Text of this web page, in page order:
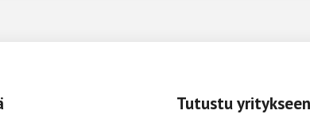
Tutustu yritykseen